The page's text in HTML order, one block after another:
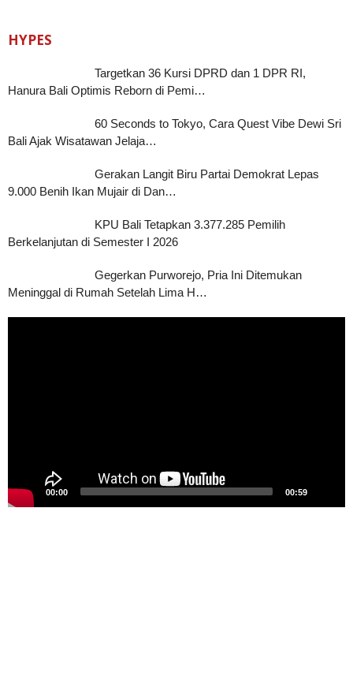
HYPES
Targetkan 36 Kursi DPRD dan 1 DPR RI,
Hanura Bali Optimis Reborn di Pemi…
60 Seconds to Tokyo, Cara Quest Vibe Dewi Sri
Bali Ajak Wisatawan Jelaja…
Gerakan Langit Biru Partai Demokrat Lepas
9.000 Benih Ikan Mujair di Dan…
KPU Bali Tetapkan 3.377.285 Pemilih
Berkelanjutan di Semester I 2026
Gegerkan Purworejo, Pria Ini Ditemukan
Meninggal di Rumah Setelah Lima H…
00:00 00:59